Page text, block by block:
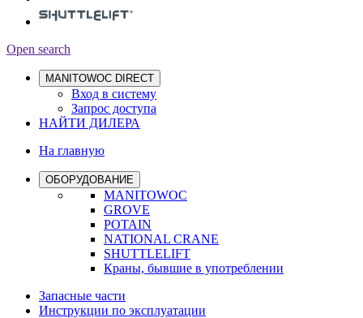
Open search
MANITOWOC DIRECT
Вход в систему
Запрос доступа
НАЙТИ ДИЛЕРА
На главную
ОБОРУДОВАНИЕ
MANITOWOC
GROVE
POTAIN
NATIONAL CRANE
SHUTTLELIFT
Краны, бывшие в употреблении
Запасные части
Инструкции по эксплуатации